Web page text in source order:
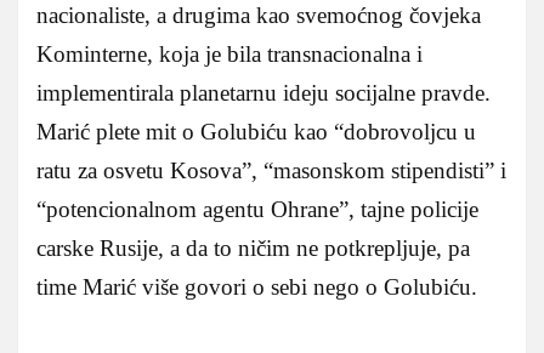
nacionaliste, a drugima kao svemoćnog čovjeka
Kominterne, koja je bila transnacionalna i
implementirala planetarnu ideju socijalne pravde.
Marić plete mit o Golubiću kao “dobrovoljcu u
ratu za osvetu Kosova”, “masonskom stipendisti” i
“potencionalnom agentu Ohrane”, tajne policije
carske Rusije, a da to ničim ne potkrepljuje, pa
time Marić više govori o sebi nego o Golubiću.